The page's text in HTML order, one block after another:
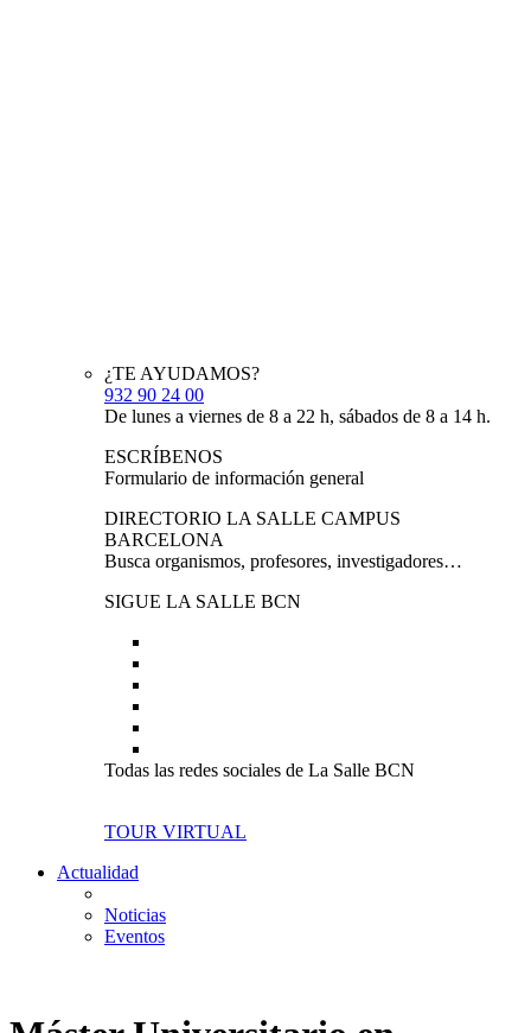
¿TE AYUDAMOS?
932 90 24 00
De lunes a viernes de 8 a 22 h, sábados de 8 a 14 h.
ESCRÍBENOS
Formulario de información general
DIRECTORIO LA SALLE CAMPUS
BARCELONA
Busca organismos, profesores, investigadores…
SIGUE LA SALLE BCN
Todas las redes sociales de La Salle BCN
TOUR VIRTUAL
Actualidad
Noticias
Eventos